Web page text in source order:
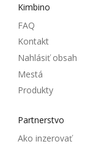
Kimbino
FAQ
Kontakt
Nahlásiť obsah
Mestá
Produkty
Partnerstvo
Ako inzerovať